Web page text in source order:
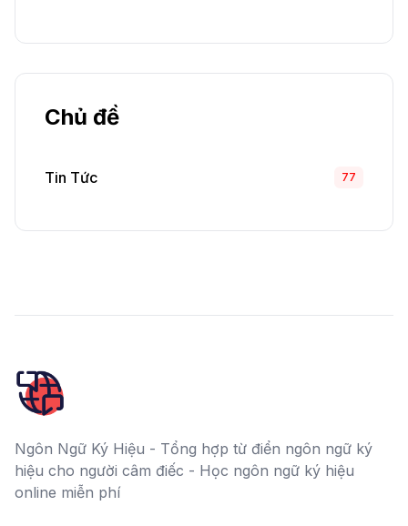
Chủ đề
Tin Tức 77
Ngôn Ngữ Ký Hiệu - Tổng hợp từ điển ngôn ngữ ký
hiệu cho người câm điếc - Học ngôn ngữ ký hiệu
online miễn phí